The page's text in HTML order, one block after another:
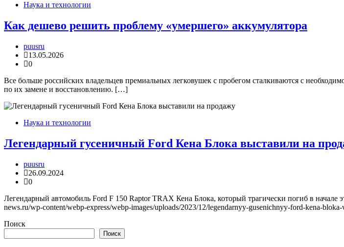
Наука и технологии
Как дешево решить проблему «умершего» аккумулятора
puusru
13.05.2026
0
Все больше российских владельцев премиальных легковушек с пробегом сталкиваются с
по их замене и восстановлению. […]
Наука и технологии
Легендарный гусеничный Ford Кена Блока выставили на
puusru
26.09.2024
0
Легендарный автомобиль Ford F 150 Raptor TRAX Кена Блока, который трагически погиб в начале
news.ru/wp-content/webp-express/webp-images/uploads/2023/12/legendarnyy-gusenichnyy-ford-kena-
Поиск
Поиск